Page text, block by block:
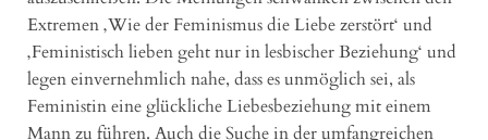
Extremen ‚Wie der Feminismus die Liebe zerstört‘ und
‚Feministisch lieben geht nur in lesbischer Beziehung‘ und
legen einvernehmlich nahe, dass es unmöglich sei, als
Feministin eine glückliche Liebesbeziehung mit einem
Mann zu führen. Auch die Suche in der umfangreichen